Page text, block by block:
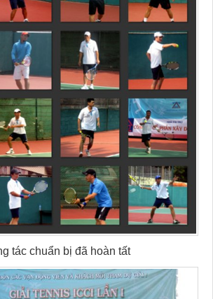
tác chuẩn bị đã hoàn tất